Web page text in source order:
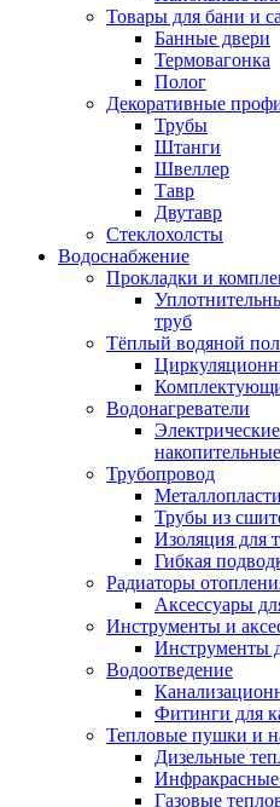
Товары для бани и
Банные двери
Термовагонка
Полог
Декоративные
Трубы
Штанги
Швеллер
Тавр
Двутавр
Стеклохолсты
Водоснабжение
Прокладки и
труб
Тёплый водяной пол
Водонагреватели
накопительные
Трубопровод
Трубы из
Изоляция для
Гибкая
Радиаторы
Аксессуары
Инструменты и
Инструменты
Водоотведение
Фитинги для
Тепловые пушки и
Дизельные
Инфракрасные
Газовые